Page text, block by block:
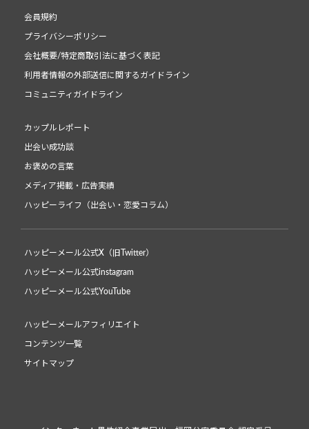
会員規約
プライバシーポリシー
会社概要/特定商取引法に基づく表記
利用者情報の外部送信に関するガイドライン
コミュニティガイドライン
カップルレポート
出会い成功談
お褒めの言葉
メディア掲載・広告実績
ハッピーライフ（出会い・恋愛コラム）
ハッピーメール公式X（旧Twitter）
ハッピーメール公式instagram
ハッピーメール公式YouTube
ハッピーメールアフィリエイト
コンテンツ一覧
サイトマップ